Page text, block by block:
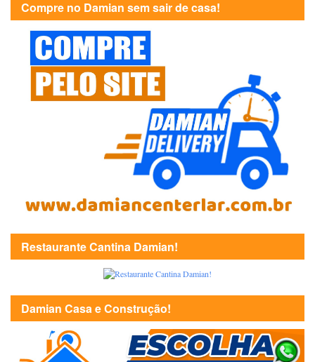
Compre no Damian sem sair de casa!
Restaurante Cantina Damian!
Damian Casa e Construção!